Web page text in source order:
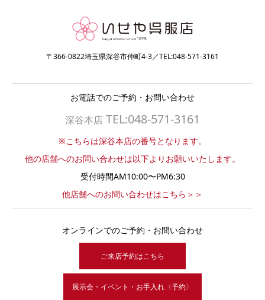
〒366-0822埼玉県深谷市仲町4-3／TEL:048-571-3161
お電話でのご予約・お問い合わせ
深谷本店 TEL:048-571-3161
※こちらは深谷本店の番号となります。
他の店舗へのお問い合わせは以下よりお願いいたします。
受付時間AM10:00〜PM6:30
他店舗へのお問い合わせはこちら＞＞
オンラインでのご予約・お問い合わせ
ご来店予約はこちら
展示会・イベント・お手入れ〈予約〉